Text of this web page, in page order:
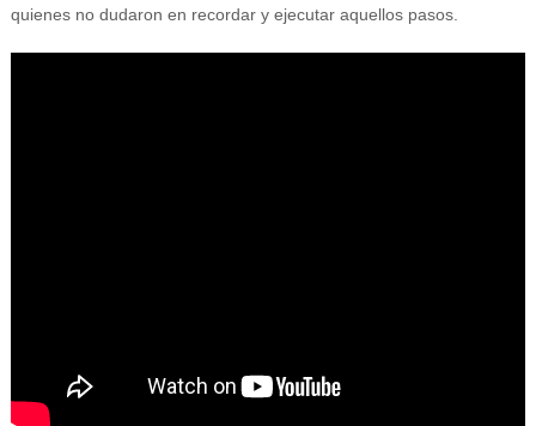
quienes no dudaron en recordar y ejecutar aquellos pasos.